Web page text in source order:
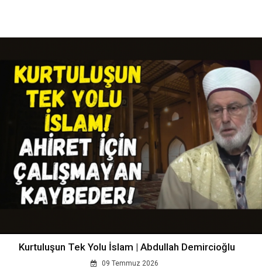
Kurtuluşun Tek Yolu İslam | Abdullah Demircioğlu
09 Temmuz 2026